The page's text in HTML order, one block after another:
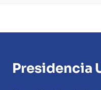
Presidencia